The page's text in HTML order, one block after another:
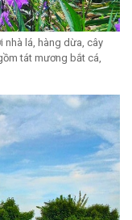
nhà lá, hàng dừa, cây
tát mương bắt cá,